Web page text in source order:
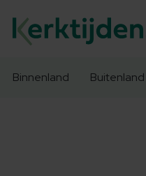
Binnenland Buitenland